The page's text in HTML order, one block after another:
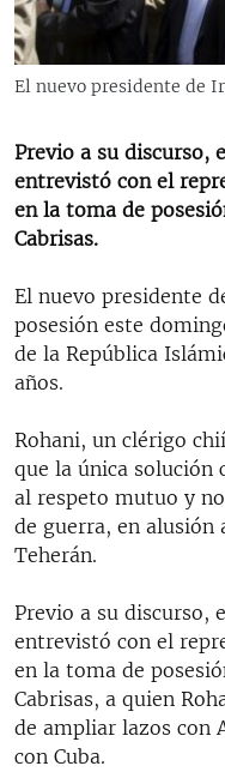
RADIO MARTÍ
ESPECIALES
LA REALIDAD DE LA
SER VIEJO EN CUBA
KENTU-CUBANO
DESINFORMACIÓN
LA INVASIÓN DE
EDITORIALES
SÍGUENOS
El nuevo presidente de
Previo a su discurso,
entrevistó con el
en la toma de
Cabrisas.
El nuevo presidente
posesión este
de la República
años.
Rohani, un clérigo
que la única solución
al respeto mutuo y
de guerra, en alusión
Teherán.
Previo a su discurso,
entrevistó con el
en la toma de
Cabrisas, a quien
de ampliar lazos con
con Cuba.